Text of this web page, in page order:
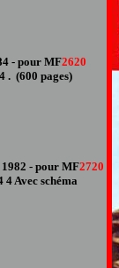
-pour MF2620
4 . (600 pages)
- pour MF2720
4Avec schéma